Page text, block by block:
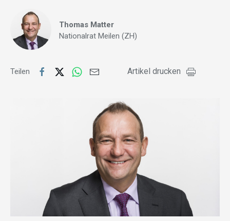
Thomas Matter
Nationalrat Meilen (ZH)
Teilen Artikel drucken